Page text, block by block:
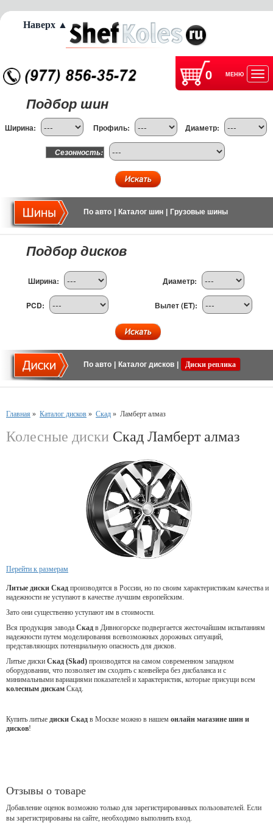
0 МЕНЮ
Подбор шин
Ширина: Профиль: Диаметр:
Сезонность:
По авто Каталог шин Грузовые шины
Подбор дисков
Ширина: Диаметр:
PCD: Вылет (ET):
По авто Каталог дисков Диски реплика
Главная » Каталог дисков » Скад » Ламберт алмаз
Колесные диски Скад Ламберт алмаз
Перейти к размерам
Литые диски Скад производятся в России, но по своим характеристикам качества и
надежности не уступают в качестве лучшим европейским.
Зато они существенно уступают им в стоимости.
Вся продукция завода Скад в Дивногорске подвергается жесточайшим испытаниям
надежности путем моделирования всевозможных дорожных ситуаций,
представляющих потенциальную опасность для дисков.
Литые диски Скад (Skad) производятся на самом современном западном
оборудовании, что позволяет им сходить с конвейера без дисбаланса и с
минимальными вариациями показателей и характеристик, которые присущи всем
колесным дискам Скад.
Купить литые диски Скад в Москве можно в нашем онлайн магазине шин и
дисков!
Отзывы о товаре
Добавление оценок возможно только для зарегистрированных пользователей. Если
вы зарегистрированы на сайте, необходимо выполнить вход.
Наверх ▲